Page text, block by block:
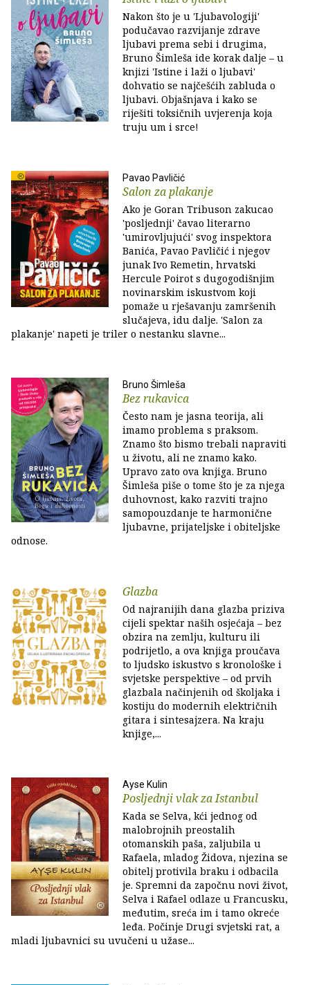
Nakon što je u 'Ljubavologiji'
podučavao razvijanje zdrave
ljubavi prema sebi i drugima,
Bruno Šimleša ide korak dalje – u
knjizi 'Istine i laži o ljubavi'
dohvatio se najčešćih zabluda o
ljubavi. Objašnjava i kako se
riješiti toksičnih uvjerenja koja
truju um i srce!
Pavao Pavličić
Salon za plakanje
Ako je Goran Tribuson zakucao
'posljednji' čavao literarno
'umirovljujući' svog inspektora
Banića, Pavao Pavličić i njegov
junak Ivo Remetin, hrvatski
Hercule Poirot s dugogodišnjim
novinarskim iskustvom koji
pomaže u rješavanju zamršenih
slučajeva, idu dalje. 'Salon za
plakanje' napeti je triler o nestanku slavne...
Bruno Šimleša
Bez rukavica
Često nam je jasna teorija, ali
imamo problema s praksom.
Znamo što bismo trebali napraviti
u životu, ali ne znamo kako.
Upravo zato ova knjiga. Bruno
Šimleša piše o tome što je za njega
duhovnost, kako razviti trajno
samopouzdanje te harmonične
ljubavne, prijateljske i obiteljske
odnose.
Glazba
Od najranijih dana glazba priziva
cijeli spektar naših osjećaja – bez
obzira na zemlju, kulturu ili
podrijetlo, a ova knjiga proučava
to ljudsko iskustvo s kronološke i
svjetske perspektive – od prvih
glazbala načinjenih od školjaka i
kostiju do modernih električnih
gitara i sintesajzera. Na kraju
knjige,...
Ayse Kulin
Posljednji vlak za Istanbul
Kada se Selva, kći jednog od
malobrojnih preostalih
otomanskih paša, zaljubila u
Rafaela, mladog Židova, njezina se
obitelj protivila braku i odbacila
je. Spremni da započnu novi život,
Selva i Rafael odlaze u Francusku,
međutim, sreća im i tamo okreće
leđa. Počinje Drugi svjetski rat, a
mladi ljubavnici su uvučeni u užase...